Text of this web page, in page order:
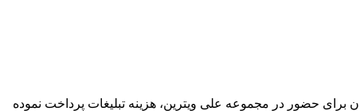
برای حضور در مجموعه علی ویترین، هزینه تبلیغات پرداخت نموده